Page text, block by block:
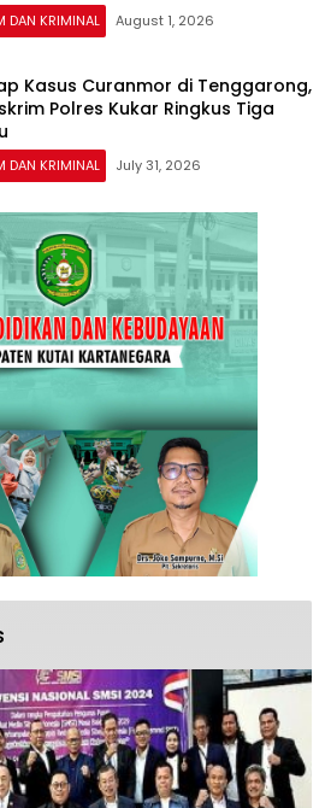
DAN KRIMINAL August 1, 2026
Kasus Curanmor di Tenggarong,
Polres Kukar Ringkus Tiga
DAN KRIMINAL July 31, 2026